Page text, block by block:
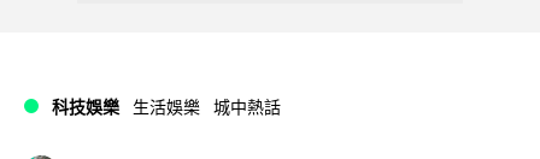
科技娛樂 生活娛樂 城中熱話